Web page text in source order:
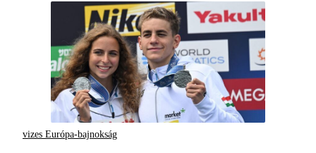
vizes Európa-bajnokság